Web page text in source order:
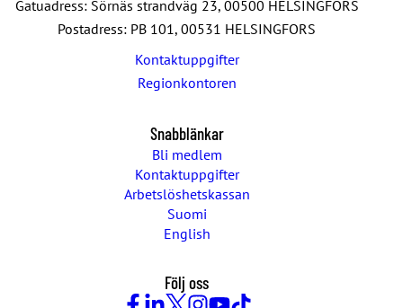
Gatuadress: Sörnäs strandväg 23, 00500 HELSINGFORS
Postadress: PB 101, 00531 HELSINGFORS
Kontaktuppgifter
Regionkontoren
Snabblänkar
Bli medlem
Kontaktuppgifter
Arbetslöshetskassan
Suomi
English
Följ oss